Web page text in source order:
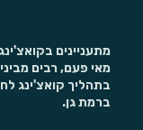
מתעניינים
מאי פעם, רבים
בתהליך קואצ'ינג
ברמת גן.